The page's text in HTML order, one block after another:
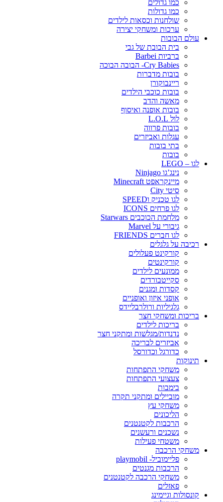
כמו גדולים
כמו גדולות
שולחנות וכסאות לילדים
ערכות ומשחקי יצירה
עולם הבובות
בית הבובת של גבי
ברביות Barbei
Cry Babies- הבובה הבוכה
בובות מדברות
ריינבוקורן
בובות כוכבי הילדים
מאשה והדב
בובות אופנה ואיסוף
לול L.O.L
בובות פרווה
עגלות ואביזרים
בתי בובות
בובות
לגו – LEGO
נינג’גו Ninjago
מיינקראפט Minecraft
סיטי City
לגו טכניק וSPEED
לגו פרחים ICONS
מלחמת הכוכבים Starwars
גיבורי על Marvel
לגו חברים FRIENDS
רכיבה על גלגלים
קורקינט פעלולים
קורקינטים
ממונעים לילדים
סקייטבורדים
קסדות ומגנים
אופני איזון ואופניים
גלגיליות ורולרבליידס
בריכות ומשחקי חצר
בריכות לילדים
נדנדות/מגלשות ומתקני חצר
אביזרים לבריכה
כדורגל וכדורסל
תינוקות
משחקי התפתחות
צעצועי התפתחות
בימבות
מוביילים ומתקני תקרה
משחקי עץ
הליכונים
הרכבות לקטנטנים
נשכנים ורעשנים
משטחי פעילות
משחקי הרכבה
פליימוביל- playmobil
הרכבות מגנטים
משחקי הרכבה לקטנטנים
פאזלים
קונסולות וגיימינג